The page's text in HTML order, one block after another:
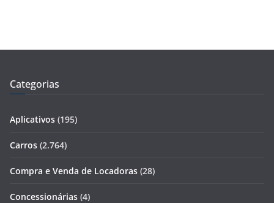
Categorias
Aplicativos (195)
Carros (2.764)
Compra e Venda de Locadoras (28)
Concessionárias (4)